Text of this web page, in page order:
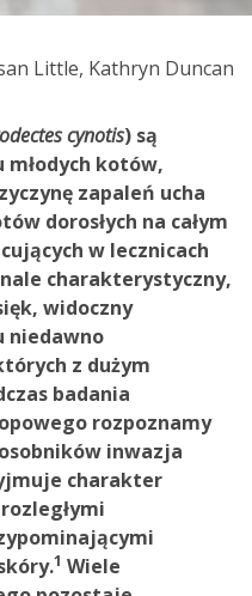
Little, Kathryn Duncan
cynotis) są
młodych kotów,
zapaleń ucha
dorosłych na całym
w lecznicach
charakterystyczny,
widoczny
niedawno
z dużym
badania
rozpoznamy
inwazja
charakter
1 Wiele